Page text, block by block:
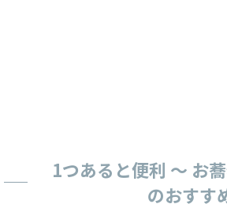
1つあると便利 ～ お
のおすす